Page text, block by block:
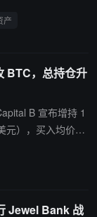
产
BTC，总持仓升
B 宣布增持 1
元），买入均价约
融资，投资方包
持续推进比特币
Jewel Bank 战